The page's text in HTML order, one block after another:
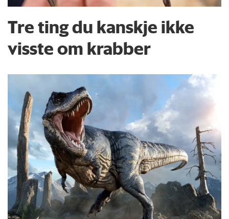
Tre ting du kanskje ikke
visste om krabber